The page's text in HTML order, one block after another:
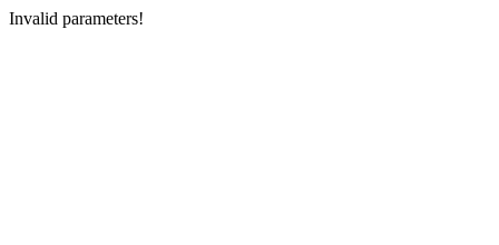
Invalid parameters!